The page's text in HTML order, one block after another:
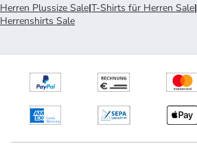
Herren Plussize Sale|T-Shirts für Herren Sale|
Herrenshirts Sale